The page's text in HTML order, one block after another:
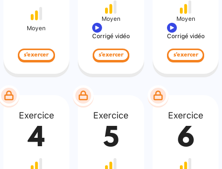
Moyen
s'exercer
Moyen
Corrigé vidéo
s'exercer
Moyen
Corrigé vidéo
s'exercer
Exercice
4
Exercice
5
Exercice
6